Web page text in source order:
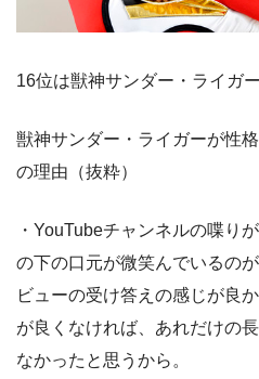
16位は獣神サンダー・ライガー
獣神サンダー・ライガーが性
の理由（抜粋）
・YouTubeチャンネルの喋り
の下の口元が微笑んでいるの
ビューの受け答えの感じが良
が良くなければ、あれだけの
なかったと思うから。